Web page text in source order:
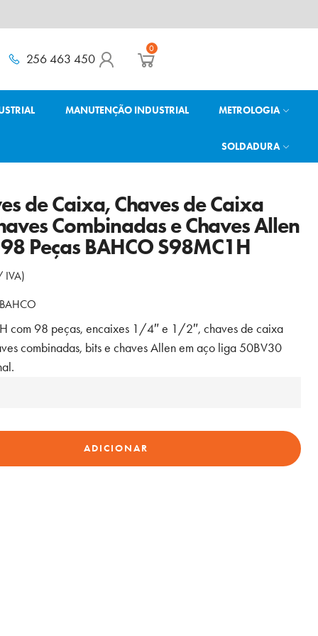
256 463 450
0
MANUTENÇÃO INDUSTRIAL METROLOGIA
SOLDADURA
de Caixa, Chaves de Caixa
Combinadas e Chaves Allen
Peças BAHCO S98MC1H
IVA)
BAHCO
com 98 peças, encaixes 1/4″ e 1/2″, chaves de caixa
combinadas, bits e chaves Allen em aço liga 50BV30
ADICIONAR